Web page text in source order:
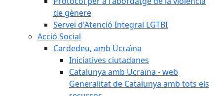
de gènere
Servei d'Atenció Integral LGTBI
Acció Social
Cardedeu, amb Ucraïna
Iniciatives ciutadanes
Catalunya amb Ucraïna - web
Generalitat de Catalunya amb tots els